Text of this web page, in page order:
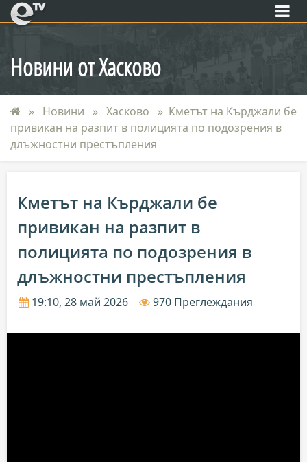
eTV
Новини от Хасково
Новини Хасково
Кметът на Кърджали бе
привикан на разпит в полицията по подозрения в
длъжностни престъпления
Кметът на Кърджали бе
привикан на разпит в
полицията по подозрения в
длъжностни престъпления
19:10, 28 май 2026 970 Преглеждания